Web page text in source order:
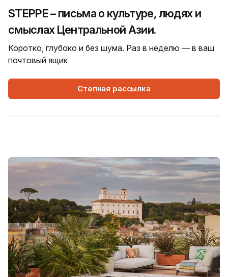
STEPPE – письма о культуре, людях и
смыслах Центральной Азии.
Коротко, глубоко и без шума. Раз в неделю — в ваш
почтовый ящик
Степная рассылка